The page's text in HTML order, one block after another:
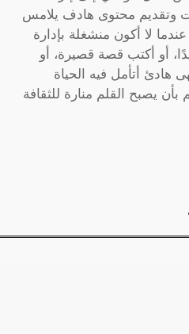
وتقديم محتوى هادف يلامس
لا أكون منشغلة بإدارة
أو أكتب قصة قصيرة، أو
هادئ أتأمل فيه الحياة
يصبح القلم منارة للثقافة